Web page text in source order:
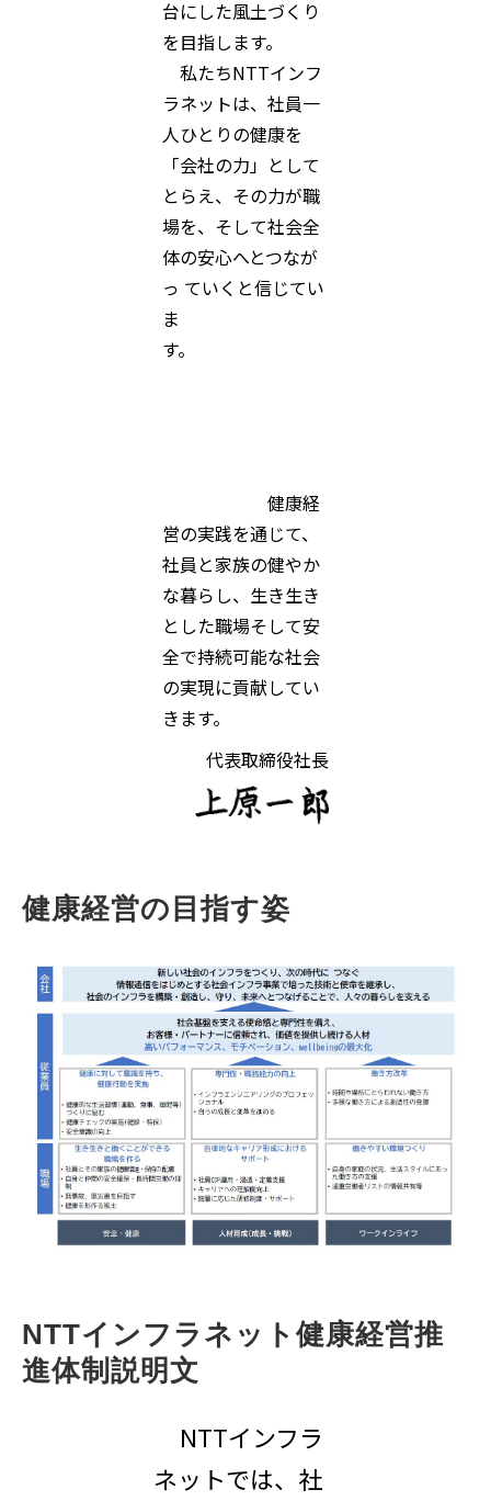
台にした風土づくり
を目指します。
私たちNTTインフ
ラネットは、社員一
人ひとりの健康を
「会社の力」として
とらえ、その力が職
場を、そして社会全
体の安心へとつなが
っ ていくと信じてい
ま
す。
健康経
営の実践を通じて、
社員と家族の健やか
な暮らし、生き生き
とした職場そして安
全で持続可能な社会
の実現に貢献してい
きます。
代表取締役社長
健康経営の目指す姿
NTTインフラネット健康経営推
進体制説明文
NTTインフラ
ネットでは、社